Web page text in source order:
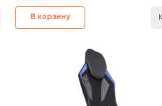
В корзину